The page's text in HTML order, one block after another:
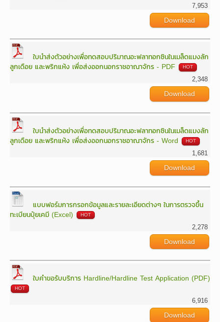
7,953
Download
ใบนำส่งตัวอย่างเพื่อทดสอบปริมาณอะฟลาทอกซินในเมล็ดแมงลัก
ลูกเดือย และพริกแห้ง เพื่อส่งออกนอกราชอาณาจักร - PDF
HOT
2,348
Download
ใบนำส่งตัวอย่างเพื่อทดสอบปริมาณอะฟลาทอกซินในเมล็ดแมงลัก
ลูกเดือย และพริกแห้ง เพื่อส่งออกนอกราชอาณาจักร - Word
HOT
1,681
Download
แบบฟอร์มการกรอกข้อมูลและรายละเอียดต่างๆ ในการตรวจขึ้น
ทะเบียนปุ๋ยเคมี (Excel)
HOT
2,278
Download
ใบคำขอรับบริการ Hardline/Hardline Test Application (PDF)
HOT
6,916
Download